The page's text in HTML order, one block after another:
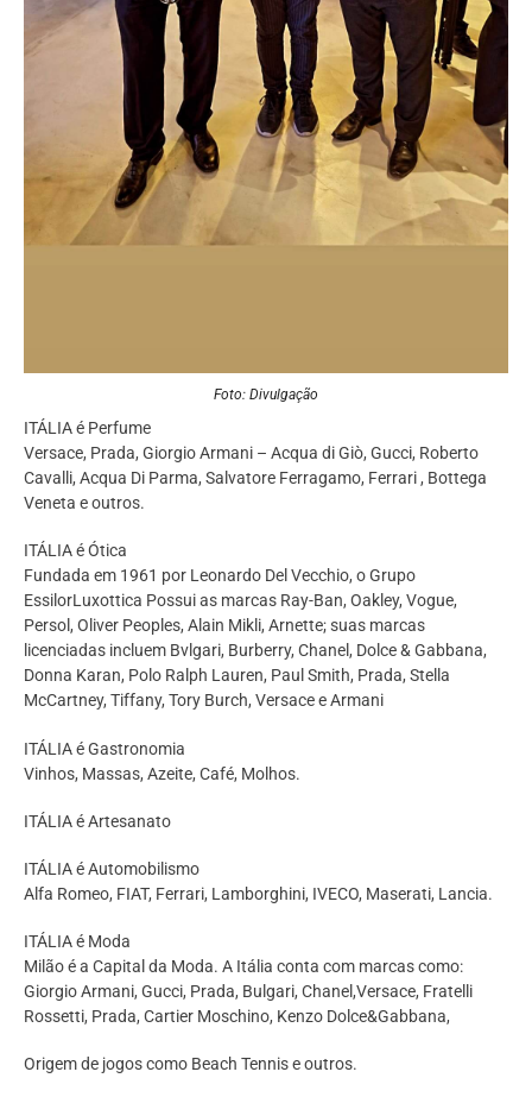
Foto: Divulgação
ITÁLIA é Perfume
Versace, Prada, Giorgio Armani – Acqua di Giò, Gucci, Roberto
Cavalli, Acqua Di Parma, Salvatore Ferragamo, Ferrari , Bottega
Veneta e outros.
ITÁLIA é Ótica
Fundada em 1961 por Leonardo Del Vecchio, o Grupo
EssilorLuxottica Possui as marcas Ray-Ban, Oakley, Vogue,
Persol, Oliver Peoples, Alain Mikli, Arnette; suas marcas
licenciadas incluem Bvlgari, Burberry, Chanel, Dolce & Gabbana,
Donna Karan, Polo Ralph Lauren, Paul Smith, Prada, Stella
McCartney, Tiffany, Tory Burch, Versace e Armani
ITÁLIA é Gastronomia
Vinhos, Massas, Azeite, Café, Molhos.
ITÁLIA é Artesanato
ITÁLIA é Automobilismo
Alfa Romeo, FIAT, Ferrari, Lamborghini, IVECO, Maserati, Lancia.
ITÁLIA é Moda
Milão é a Capital da Moda. A Itália conta com marcas como:
Giorgio Armani, Gucci, Prada, Bulgari, Chanel,Versace, Fratelli
Rossetti, Prada, Cartier Moschino, Kenzo Dolce&Gabbana,
Origem de jogos como Beach Tennis e outros.